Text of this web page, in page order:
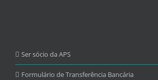
Ser sócio da APS
Formulário de Transferência Bancária